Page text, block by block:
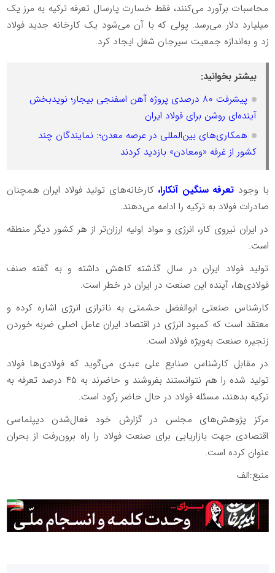
محاسبات برآورد می‌کنند، فقط خسارت پارسال تعرفه ترکیه به مرز یک
میلیارد دلار می‌رسد. پولی که با آن می‌شود یک کارخانه جدید فولاد
زد و به‌اندازه جمعیت سیرجان شغل ایجاد کرد.
بیشتر بخوانید:
پیشرفت ۸۰ درصدی پروژه آهن اسفنجی بیجار؛ نویدبخش
آینده‌ای روشن برای فولاد ایران
همکاری‌های بین‌المللی در عرصه معدن؛: نمایندگان چند
کشور از غرفه «ومعادن» بازدید کردند
با وجود تعرفه سنگین آنکارا، کارخانه‌های تولید فولاد ایران همچنان
صادرات فولاد به ترکیه را ادامه می‌دهند.
در ایران نیروی کار، انرژی و مواد اولیه ارزان‌تر از هر کشور دیگر منطقه
است.
تولید فولاد ایران در سال گذشته کاهش داشته و به گفته صنف
فولادی‌ها، آینده این صنعت در ایران در خطر است.
کارشناس صنعتی ابوالفضل حشمتی به ناترازی انرژی اشاره کرده و
معتقد است که کمبود انرژی در اقتصاد ایران عامل اصلی ضربه خوردن
زنجیره صنعت به‌ویژه فولاد است.
در مقابل کارشناس صنایع علی عبدی می‌گوید که فولادی‌ها فولاد
تولید شده را هم‌ نتوانستند بفروشند و حاضرند به ۴۵ درصد تعرفه به
ترکیه بدهند، مسئله فولاد در حال حاضر رکود است.
مرکز پژوهش‌های مجلس در گزارش خود فعال‌شدن دیپلماسی
اقتصادی جهت بازاریابی برای صنعت فولاد را راه برون‌رفت از بحران
عنوان کرده است.
منبع:الف